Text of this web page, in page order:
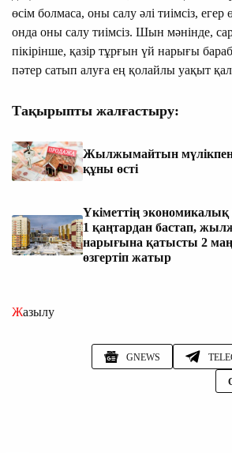
өсім болмаса, оны салу әлі тиімсіз,
онда оны салу тиімсіз. Шын мәнінде,
пікірінше, қазір тұрғын үй нарығы
пәтер сатып алуға ең қолайлы уақыт
Тақырыпты жалғастыру:
Жылжымайтын мүлікпен
құны өсті
Үкіметтің
1 қаңтардан бастап,
нарығына қатысты 2
өзгертіп жатыр
Жазылу
GNEWS